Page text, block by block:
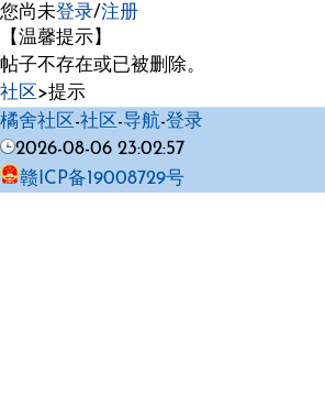
您尚未登录/注册
【温馨提示】
帖子不存在或已被删除。
社区 >提示
橘舍社区 -社区 -导航-登录
2026-08-06 23:02:57
赣ICP备19008729号